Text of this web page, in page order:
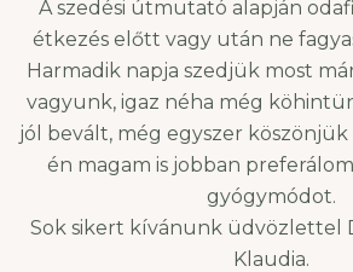
A szedési útmutató alapján
étkezés előtt vagy után ne
Harmadik napja szedjük most
vagyunk, igaz néha még
jól bevált, még egyszer köszönjük
én magam is jobban
gyógymódot.
Sok sikert kívánunk üdvözlettel
Klaudia.